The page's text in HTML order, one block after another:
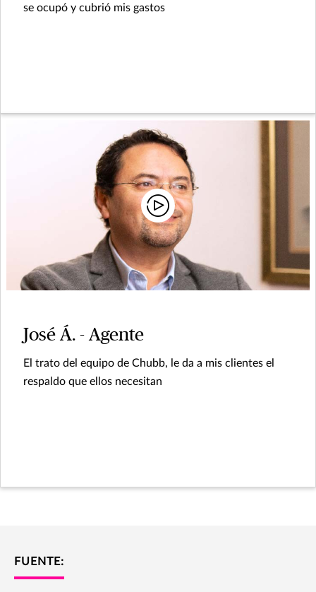
se ocupó y cubrió mis gastos
José Á. - Agente
El trato del equipo de Chubb, le da a mis clientes el
respaldo que ellos necesitan
FUENTE: